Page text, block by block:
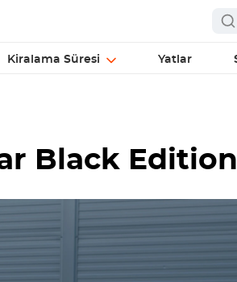
Kiralama Süresi Yatlar
Black